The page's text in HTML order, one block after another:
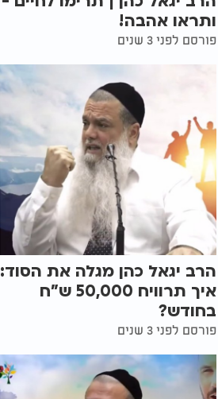
ותראו אהבה!
פורסם לפני 3 שנים
הרב יגאל כהן מגלה את הסוד:
איך תרוויח 50,000 ש"ח
בחודש?
פורסם לפני 3 שנים